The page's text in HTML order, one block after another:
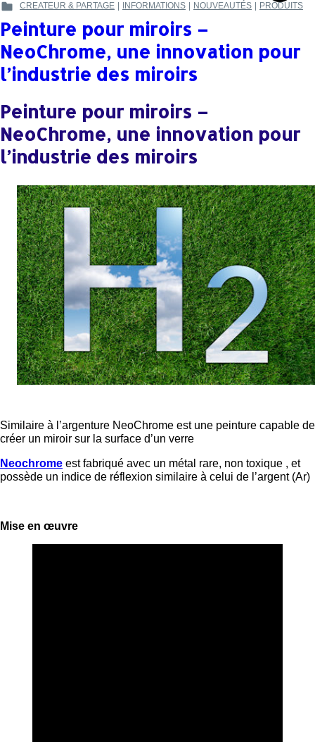
ON
POSTED
IN
CREATEUR & PARTAGE INFORMATIONS NOUVEAUTÉS PRODUITS
Peinture pour miroirs –
NeoChrome, une innovation pour
l’industrie des miroirs
Peinture pour miroirs –
NeoChrome, une innovation pour
l’industrie des miroirs
Similaire à l’argenture NeoChrome est une peinture capable de
créer un miroir sur la surface d’un verre
Neochrome est fabriqué avec un métal rare, non toxique , et
possède un indice de réflexion similaire à celui de l’argent (Ar)
Mise en œuvre